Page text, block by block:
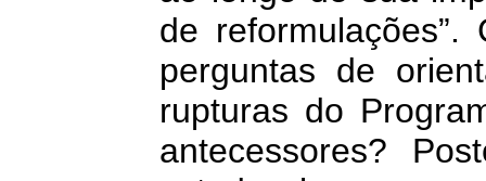
de
perguntas de
rupturas do
antecessores?